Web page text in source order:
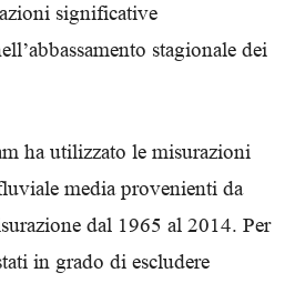
significative
stagionale dei
ha utilizzato le misurazioni
media provenienti da
dal 1965 al 2014. Per
in grado di escludere